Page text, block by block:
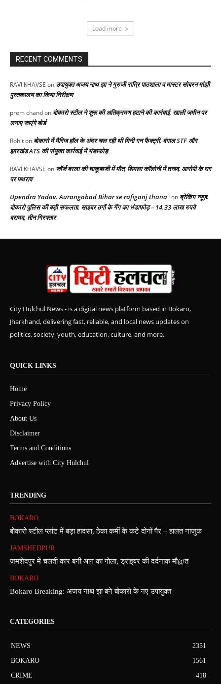
Load more
RECENT COMMENTS
RAVI KHAVSE on उपायुक्त अजय नाथ झा ने गुरुजी रात्रि पाठशाला व मास्टर सोबरन मांझी
पुस्तकालय का किया निरीक्षण
prem chandon बोकारो स्टील ने शुरू की अतिक्रमण हटाने की कार्रवाई, खाली जमीन पर
लगाए जाएंगे बोर्ड
Rohiton बोकारो में मैरिज हॉल के अंदर चल रही थी मिनी गन फैक्ट्री, बंगाल STF और
झारखंड ATS की संयुक्त कार्रवाई में भंडाफोड़
RAVI KHAVSE on जॉर्ज बरला की चाकूबाजी में मौत, शिमला कॉलोनी में तनाव, आरोपी के घर
पर पथराव
Upendra Yadav. Aurangabad Bihar se rafiganj thana on ब्रेकिंग न्यूज़:
बोकारो पुलिस की बड़ी सफलता, साइबर ठगों के गैंग का भंडाफोड़ – 14.33 लाख रुपये
बरामद, तीन गिरफ्तार
City Hulchul News - is a digital news platform based in Bokaro,
Jharkhand, delivering fast, reliable, and local news updates on
politics, society, youth, education, culture, and more.
QUICK LINKS
Home
Privacy Policy
About Us
Disclaimer
Terms and Conditions
Advertise with City Hulchul
TRENDING
BOKARO
बोकारो स्टील प्लांट में बड़ा हादसा, ठेका कर्मी के कटे दोनों पैर – हालत नाजुक
JAMSHEDPUR
जमशेदपुर में चलती कार बनी आग का गोला, ड्राइवर की दर्दनाक मौ@त
BOKARO
Bokaro Breaking: अजय नाथ झा बने बोकारो के नए उपायुक्त
CATEGORIES
NEWS
2351
BOKARO
1561
CRIME
418